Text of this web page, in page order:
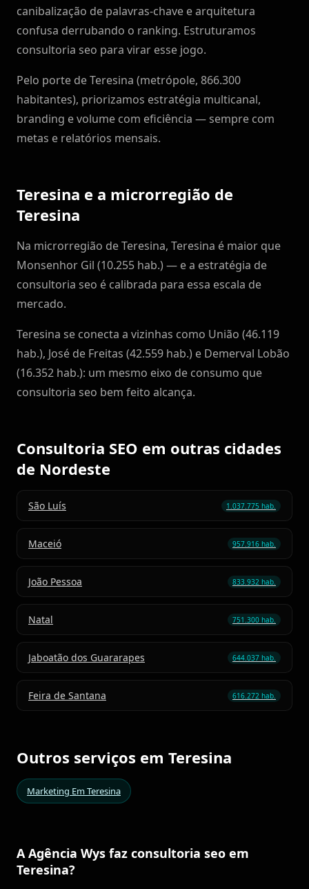
canibalização de palavras-chave e arquitetura
confusa derrubando o ranking. Estruturamos
consultoria seo para virar esse jogo.
Pelo porte de Teresina (metrópole, 866.300
habitantes), priorizamos estratégia multicanal,
branding e volume com eficiência — sempre com
metas e relatórios mensais.
Teresina e a microrregião de
Teresina
Na microrregião de Teresina, Teresina é maior que
Monsenhor Gil (10.255 hab.) — e a estratégia de
consultoria seo é calibrada para essa escala de
mercado.
Teresina se conecta a vizinhas como União (46.119
hab.), José de Freitas (42.559 hab.) e Demerval Lobão
(16.352 hab.): um mesmo eixo de consumo que
consultoria seo bem feito alcança.
Consultoria SEO em outras cidades
de Nordeste
São Luís 1.037.775 hab.
Maceió 957.916 hab.
João Pessoa 833.932 hab.
Natal 751.300 hab.
Jaboatão dos Guararapes 644.037 hab.
Feira de Santana 616.272 hab.
Outros serviços em Teresina
Marketing Em Teresina
A Agência Wys faz consultoria seo em
Teresina?